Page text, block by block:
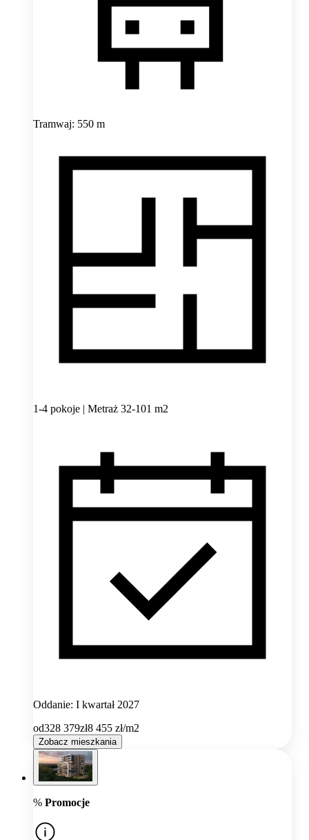
Tramwaj: 550 m
1-4 pokoje | Metraż 32-101 m2
Oddanie: I kwartał 2027
od328 379zł8 455 zł/m2
Zobacz mieszkania
% Promocje